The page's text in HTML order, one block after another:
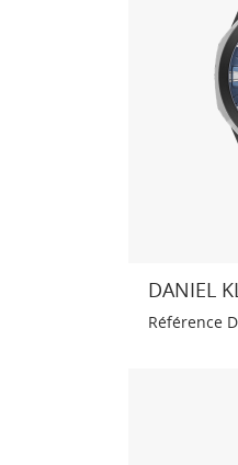
DANIEL
Référence